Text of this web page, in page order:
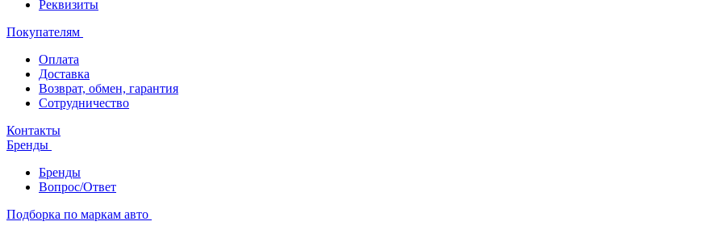
Реквизиты
Покупателям
Оплата
Доставка
Возврат, обмен, гарантия
Сотрудничество
Контакты
Бренды
Бренды
Вопрос/Ответ
Подборка по маркам авто